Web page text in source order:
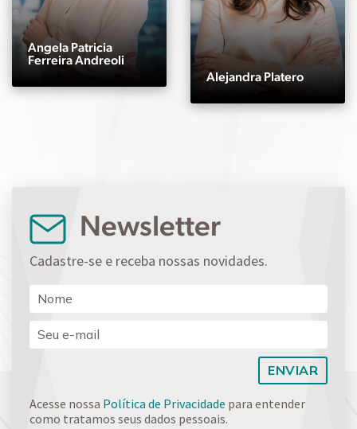
Angela Patricia
Ferreira Andreoli
Alejandra Platero
Newsletter
Cadastre-se e receba nossas novidades.
Acesse nossa Política de Privacidade para entender
como tratamos seus dados pessoais.